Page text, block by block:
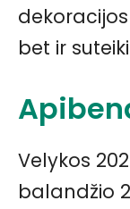
bet ir
Velykos
balandžio